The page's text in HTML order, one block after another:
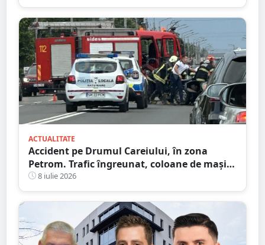
ACTUALITATE
Accident pe Drumul Careiului, în zona
Petrom. Trafic îngreunat, coloane de mașini
spre Auchan
8 iulie 2026